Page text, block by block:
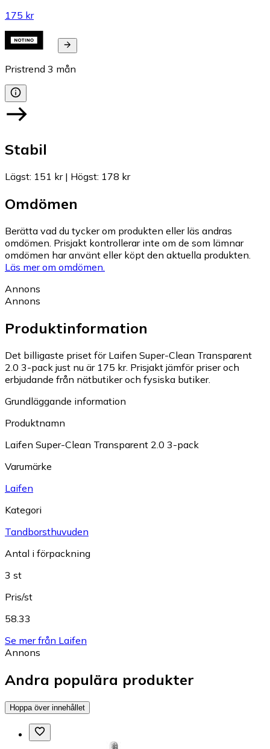
175 kr
Pristrend 3 mån
Stabil
Lägst: 151 kr| Högst: 178 kr
Omdömen
Berätta vad du tycker om produkten eller läs andras
omdömen. Prisjakt kontrollerar inte om de som lämnar
omdömen har använt eller köpt den aktuella produkten.
Läs mer om omdömen.
Annons
Annons
Produktinformation
Det billigaste priset för Laifen Super-Clean Transparent
2.0 3-pack just nu är 175 kr. Prisjakt jämför priser och
erbjudande från nätbutiker och fysiska butiker.
Grundläggande information
Produktnamn
Laifen Super-Clean Transparent 2.0 3-pack
Varumärke
Laifen
Kategori
Tandborsthuvuden
Antal i förpackning
3 st
Pris/st
58.33
Se mer från Laifen
Annons
Andra populära produkter
Hoppa över innehållet